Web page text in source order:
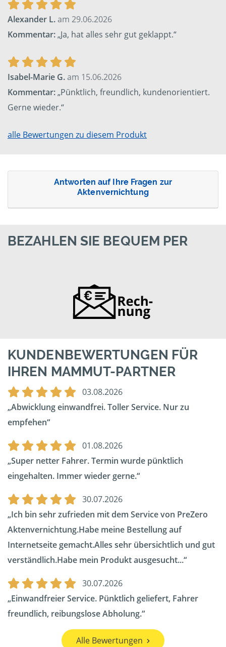
Alexander L.am 29.06.2026
Kommentar:„Ja, hat alles sehr gut geklappt.“
Isabel-Marie G.am 15.06.2026
Kommentar:„Pünktlich, freundlich, kundenorientiert.
Gerne wieder.“
alle Bewertungen zu diesem Produkt
Antworten auf Ihre Fragen zur
Aktenvernichtung
BEZAHLEN SIE BEQUEM PER
KUNDENBEWERTUNGEN FÜR
IHREN MAMMUT-PARTNER
03.08.2026
Abwicklung einwandfrei. Toller Service. Nur zu
empfehen
01.08.2026
Super netter Fahrer. Termin wurde pünktlich
eingehalten. Immer wieder gerne.
30.07.2026
Ich bin sehr zufrieden mit dem Service von PreZero
Aktenvernichtung.Habe meine Bestellung auf
Internetseite gemacht.Alles sehr übersichtlich und gut
verständlich.Habe mein Produkt ausgesucht...
30.07.2026
Einwandfreier Service. Pünktlich geliefert, Fahrer
freundlich, reibungslose Abholung.
Alle Bewertungen